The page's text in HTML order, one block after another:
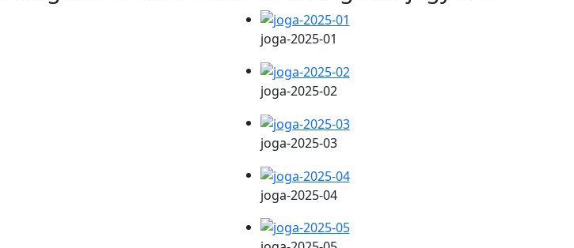
joga-2025-01
joga-2025-02
joga-2025-03
joga-2025-04